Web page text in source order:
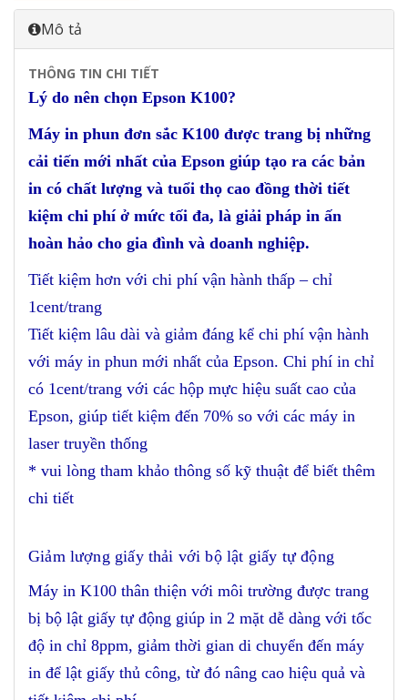
Mô tả
THÔNG TIN CHI TIẾT
Lý do nên chọn Epson K100?
Máy in phun đơn sắc K100 được trang bị những
cải tiến mới nhất của Epson giúp tạo ra các bản
in có chất lượng và tuổi thọ cao đồng thời tiết
kiệm chi phí ở mức tối đa, là giải pháp in ấn
hoàn hảo cho gia đình và doanh nghiệp.
Tiết kiệm hơn với chi phí vận hành thấp – chỉ
1cent/trang
Tiết kiệm lâu dài và giảm đáng kể chi phí vận hành
với máy in phun mới nhất của Epson. Chi phí in chỉ
có 1cent/trang với các hộp mực hiệu suất cao của
Epson, giúp tiết kiệm đến 70% so với các máy in
laser truyền thống
* vui lòng tham khảo thông số kỹ thuật để biết thêm
chi tiết
Giảm lượng giấy thải với bộ lật giấy tự động
Máy in K100 thân thiện với môi trường được trang
bị bộ lật giấy tự động giúp in 2 mặt dễ dàng với tốc
độ in chỉ 8ppm, giảm thời gian di chuyển đến máy
in để lật giấy thủ công, từ đó nâng cao hiệu quả và